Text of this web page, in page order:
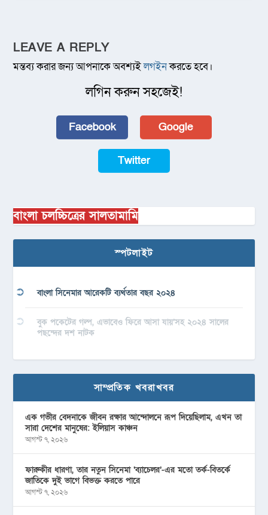
LEAVE A REPLY
মন্তব্য করার জন্য আপনাকে অবশ্যইলগইনকরতে হবে।
লগিন করুন সহজেই!
Facebook Google
Twitter
বাংলা চলচ্চিত্রের সালতামামি
স্পটলাইট
বাংলা সিনেমার আরেকটি ব্যর্থতার বছর ২০২৪
বুক পকেটের গল্প, এভাবেও ফিরে আসা যায়’সহ ২০২৪ সালের
পছন্দের দশ নাটক
সাম্প্রতিক খবরাখবর
এক গভীর বেদনাকে জীবন রক্ষার আন্দোলনে রূপ দিয়েছিলাম, এখন তা
সারা দেশের মানুষের: ইলিয়াস কাঞ্চন
আগস্ট ৭, ২০২৬
ফারুকীর ধারণা, তার নতুন সিনেমা ‘ব্যাচেলর’-এর মতো তর্ক-বিতর্কে
জাতিকে দুই ভাগে বিভক্ত করতে পারে
আগস্ট ৭, ২০২৬